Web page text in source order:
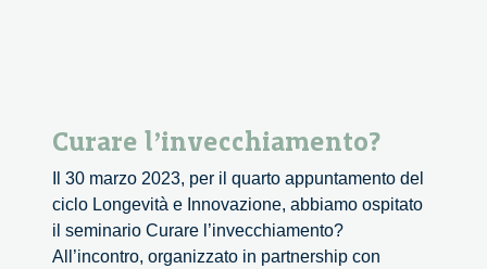
Curare l’invecchiamento?
Il 30 marzo 2023, per il quarto appuntamento del
ciclo Longevità e Innovazione, abbiamo ospitato
il seminario Curare l’invecchiamento?
All’incontro, organizzato in partnership con